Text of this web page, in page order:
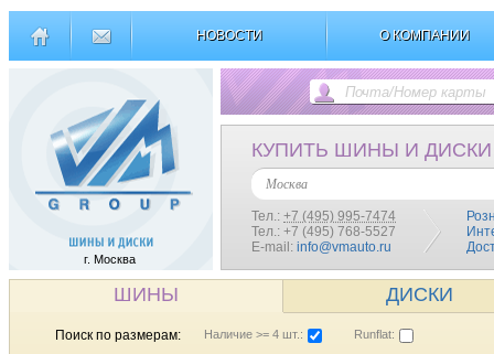
НОВОСТИ О КОМПАНИИ
г. Москва
КУПИТЬ ШИНЫ И ДИСКИ
Москва
Тел.: +7 (495) 995-7474
Тел.: +7 (495) 768-5527
E-mail: info@vmauto.ru
ШИНЫ ДИСКИ
Поиск по размерам: Наличие >= 4 шт.: Runflat: